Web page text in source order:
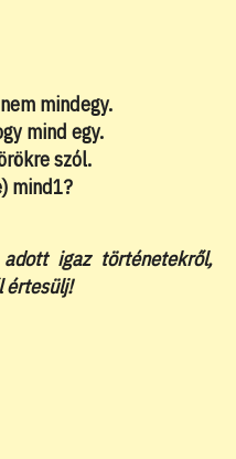
mindegy.
mind egy.
szól.
mind1?
igaz történetekről,
értesülj!